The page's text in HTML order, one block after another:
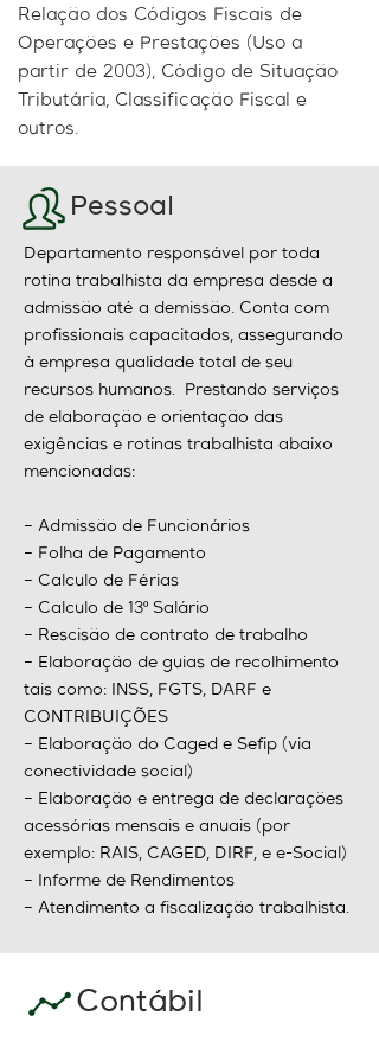
Relação dos Códigos Fiscais de
Operações e Prestações (Uso a
partir de 2003), Código de Situação
Tributária, Classificação Fiscal e
outros.
Pessoal
Departamento responsável por toda
rotina trabalhista da empresa desde a
admissão até a demissão. Conta com
profissionais capacitados, assegurando
à empresa qualidade total de seu
recursos humanos. Prestando serviços
de elaboração e orientação das
exigências e rotinas trabalhista abaixo
mencionadas:
– Admissão de Funcionários
– Folha de Pagamento
– Calculo de Férias
– Calculo de 13º Salário
– Rescisão de contrato de trabalho
– Elaboração de guias de recolhimento
tais como: INSS, FGTS, DARF e
CONTRIBUIÇÕES
– Elaboração do Caged e Sefip (via
conectividade social)
– Elaboração e entrega de declarações
acessórias mensais e anuais (por
exemplo: RAIS, CAGED, DIRF, e e-Social)
– Informe de Rendimentos
– Atendimento a fiscalização trabalhista.
Contábil